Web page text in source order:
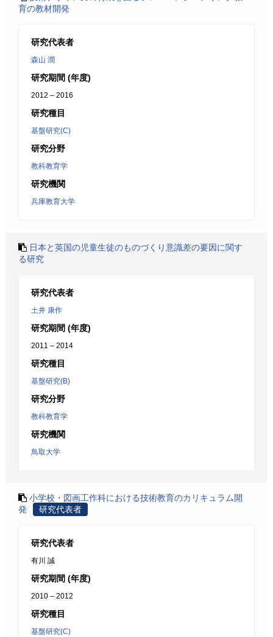
育の教材開発
研究代表者
森山 潤
研究期間 (年度)
2012 – 2016
研究種目
基盤研究(C)
研究分野
教科教育学
研究機関
兵庫教育大学
日本と英国の児童生徒のものづくり意識差の要因に関す
る研究
研究代表者
土井 康作
研究期間 (年度)
2011 – 2014
研究種目
基盤研究(B)
研究分野
教科教育学
研究機関
鳥取大学
小学校・図画工作科における技術教育のカリキュラム開
発
研究代表者
研究代表者
有川 誠
研究期間 (年度)
2010 – 2012
研究種目
基盤研究(C)